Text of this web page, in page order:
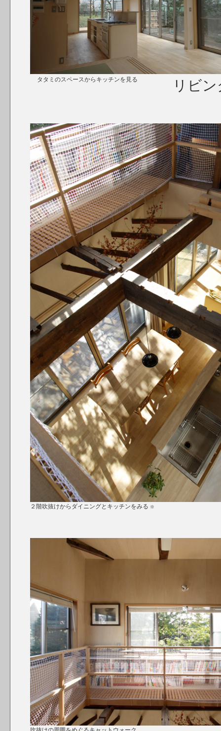
タタミのスペースからキッチンを見る リビ
２階吹抜けからダイニングとキッチンをみる ※